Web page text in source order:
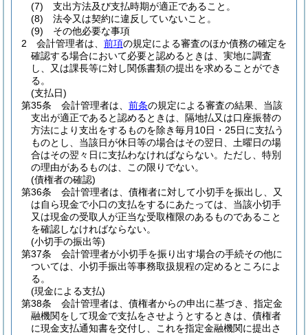
(7)
支出方法及び支払時期が適正であること。
(8)
法令又は契約に違反していないこと。
(9)
その他必要な事項
2
会計管理者は、 前項の規定による審査のほか債務の確定を
確認する場合において必要と認めるときは、実地に調査
し、又は課長等に対し関係書類の提出を求めることができ
る。
(支払日)
第35条
会計管理者は、 前条の規定による審査の結果、当該
支出が適正であると認めるときは、隔地払又は口座振替の
方法により支出をするものを除き毎月10日・25日に支払う
ものとし、当該日が休日等の場合はその翌日、土曜日の場
合はその翌々日に支払わなければならない。 ただし、特別
の理由があるものは、この限りでない。
(債権者の確認)
第36条
会計管理者は、債権者に対して小切手を振出し、又
は自ら現金で小口の支払をするにあたっては、当該小切手
又は現金の受取人が正当な受取権限のあるものであること
を確認しなければならない。
(小切手の振出等)
第37条
会計管理者が小切手を振り出す場合の手続その他に
ついては、小切手振出等事務取扱規程の定めるところによ
る。
(現金による支払)
第38条
会計管理者は、債権者からの申出に基づき、指定金
融機関をして現金で支払をさせようとするときは、債権者
に現金支払通知書を交付し、これを指定金融機関に提出さ